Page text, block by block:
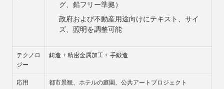
グ、鉛フリー準拠）
政府および不動産用途向けにテキスト、サイ
ズ、照明を調整可能
テクノロ
ジー
鋳造 + 精密金属加工 + 手鍛造
応用 都市景観、ホテルの庭園、公共アートプロジェクト